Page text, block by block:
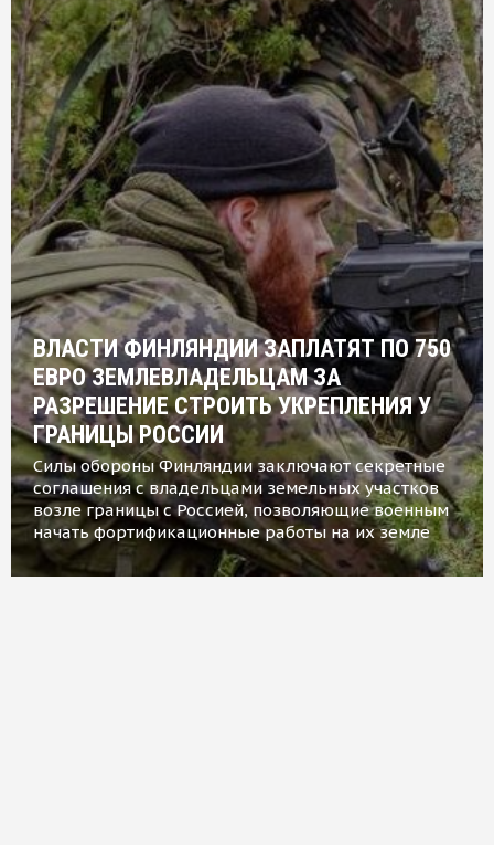
ВЛАСТИ ФИНЛЯНДИИ ЗАПЛАТЯТ ПО 750
ЕВРО ЗЕМЛЕВЛАДЕЛЬЦАМ ЗА
РАЗРЕШЕНИЕ СТРОИТЬ УКРЕПЛЕНИЯ У
ГРАНИЦЫ РОССИИ
Силы обороны Финляндии заключают секретные
соглашения с владельцами земельных участков
возле границы с Россией, позволяющие военным
начать фортификационные работы на их земле